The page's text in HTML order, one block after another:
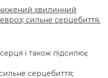
хвилинний
сильне серцебиття.
і також підсилює
серцебиття;